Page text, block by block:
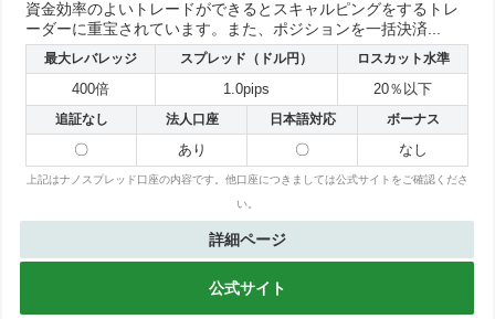
資金効率のよいトレードができるとスキャルピングをするトレ
ーダーに重宝されています。また、ポジションを一括決済...
最大レバレッジ スプレッド（ドル円） ロスカット水準
400倍 1.0pips 20％以下
追証なし 法人口座 日本語対応 ボーナス
〇 あり 〇 なし
上記はナノスプレッド口座の内容です。他口座につきましては公式サイトをご確認くださ
い。
詳細ページ
公式サイト